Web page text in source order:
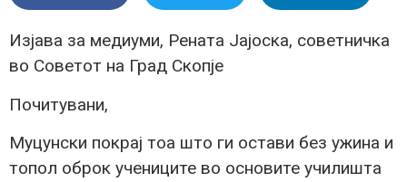
Изјава за медиуми, Рената Јајоска, советничка
во Советот на Град Скопје
Почитувани,
Муцунски покрај тоа што ги остави без ужина и
топол оброк учениците во основите училишта